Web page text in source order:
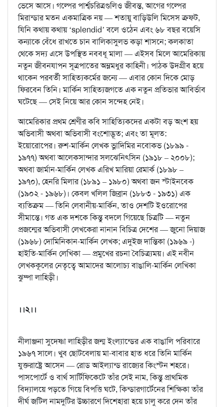
ভেসে আসে। গল্পের পার্শ্বচরিত্রগুলিও জীবন্ত, আগের গল্পের
মিরান্ডার মতন একমাত্রিক নয় — শতায়ু বাড়িউলি মিসেস ক্রফট,
যিনি কথায় কথায় ‘splendid’ বলে ওঠেন এবং ৬৮ বছর বয়েসি
কন্যাকে বেঁধে রাখতে চান বালিকাসুলভ কড়া শাসনে; কলকাতা
থেকে সদ্য এসে উপস্থিত নববধূ মালা — এইসব মিলে আমেরিকায়
নতুন জীবনযাপন সূত্রপাতের অম্লমধুর কাহিনী। পাঠক উদগ্রীব হয়ে
থাকেন পরবর্তী সাহিত্যকর্মের জন্যে — এবার কোন দিকে মোড়
ফিরবেন তিনি। মার্কিন সাহিত্যজগতে এক নতুন প্রতিভার আবির্ভাব
ঘটেছে — সেই নিয়ে আর কোন সন্দেহ নেই।
আমেরিকার প্রথম শ্রেণীর কবি সাহিত্যিকদের একটা বড় অংশ হয়
অভিবাসী অথবা অভিবাসী বংশোদ্ভূত; এবং তা মূলত:
ইয়োরোপের। রুশ-মার্কিন লেখক ভ্লাদিমির নবোকভ (১৮৯৯ -
১৯৭৭) অথবা আলেকসান্দার সলঝেনিৎসিন (১৯১৮ – ২০০৮);
অথবা জার্মান-মার্কিন লেখক এরিখ মারিয়া রেমার্ক (১৮৯৮ –
১৯৭০), হেনরি মিলার (১৮৯১ – ১৯৮০) অথবা জন স্টাইনবেক
(১৯০২ - ১৯৬৮)। কেবল খলিল জিব্রান (১৮৮৩ - ১৯৩১) এক
ব্যতিক্রম — তিনি লেবানীয়-মার্কিন, তাও দেশটি ইওরোপের
সীমান্তে। গত এক দশকে কিন্তু বদলে গিয়েছে চিত্রটি — নতুন
প্রজন্মের অভিবাসী লেখকেরা নানান বিচিত্র দেশের — জুনো দিয়াজ
(১৯৬৮) দোমিনিকান-মার্কিন লেখক; এদুইজ দান্তিকা (১৯৬৯ -)
হাইতি-মার্কিন লেখিকা — প্রমুখের রচনা বৈচিত্র্যময়। এই নবীন
লেখককূলের নেতৃত্বে আমাদের আলোচ্য বাঙালি-মার্কিন লেখিকা
ঝুম্পা লাহিড়ী।
।।২।।
নীলাঞ্জনা সুদেষ্ণা লাহিড়ীর জন্ম ইংল্যান্ডের এক বাঙালি পরিবারে
১৯৬৭ সালে। খুব ছোটবেলায় মা-বাবার হাত ধরে তিনি মার্কিন
যুক্তরাষ্ট্রে আসেন — রোড আইল্যান্ড রাজ্যের কিংস্টন শহরে।
পাসপোর্টে ও বার্থ সার্টিফিকেটে তাঁর সেই নাম, কিন্তু প্রাথমিক
বিদ্যালয়ে পড়তে গিয়ে বিপত্তি ঘটে, কিন্ডারগার্টেনের শিক্ষিকা তাঁর
দীর্ঘ জটিল নামদুটির উচ্চারণে দিশেহারা হয়ে চালু করে দেন তাঁর